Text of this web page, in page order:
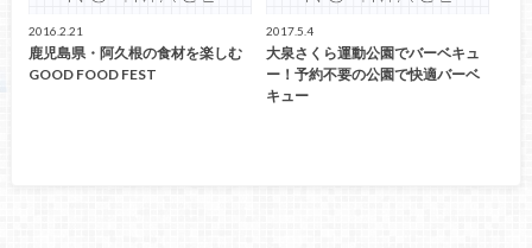
2016.2.21
鹿児島県・阿久根の食材を楽しむ
GOOD FOOD FEST
2017.5.4
大泉さくら運動公園でバーベキュ
ー！予約不要の公園で快適バーベ
キュー